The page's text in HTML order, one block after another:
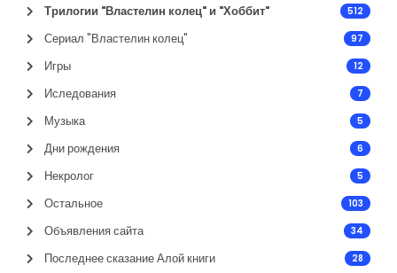
Трилогии "Властелин колец" и "Хоббит" 512
Сериал "Властелин колец" 97
Игры 12
Иследования 7
Музыка 5
Дни рождения 6
Некролог 5
Остальное 103
Объявления сайта 34
Последнее сказание Алой книги 28